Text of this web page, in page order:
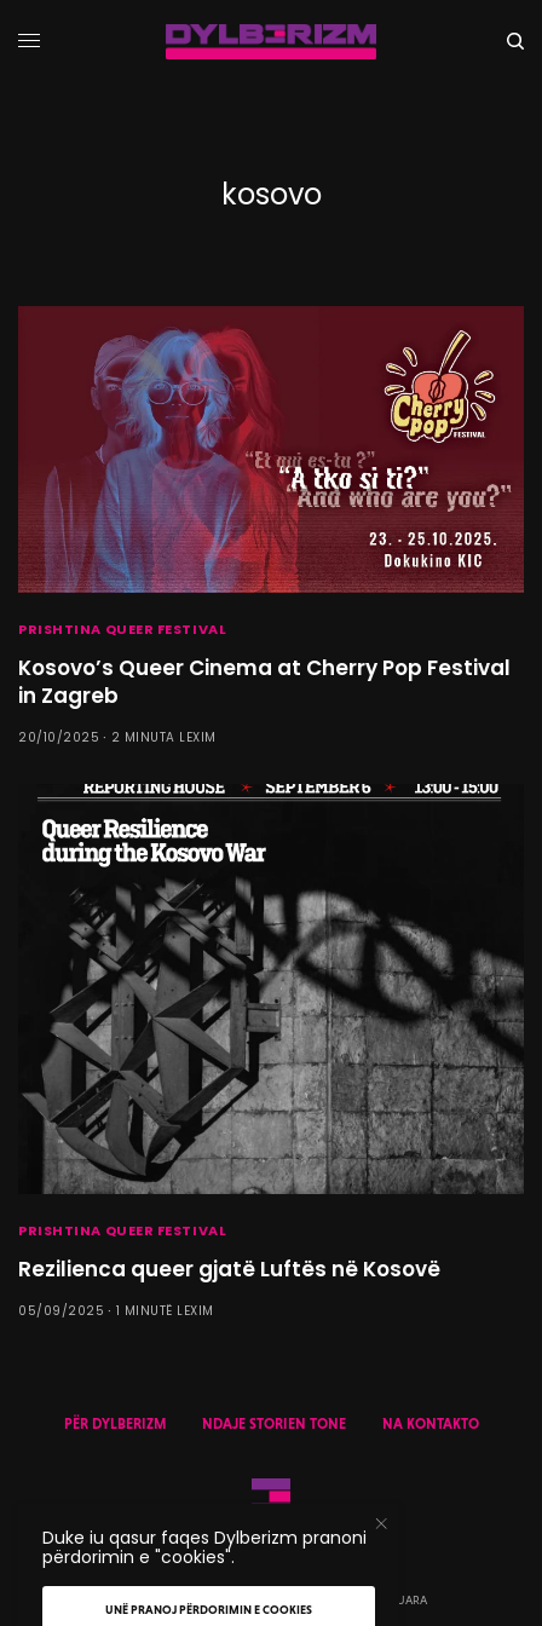
kosovo
PRISHTINA QUEER FESTIVAL
Kosovo’s Queer Cinema at Cherry Pop Festival
in Zagreb
20/10/2025 2 MINUTA LEXIM
PRISHTINA QUEER FESTIVAL
Rezilienca queer gjatë Luftës në Kosovë
05/09/2025 1 MINUTË LEXIM
PËR DYLBERIZM NDAJE STORIEN TONE NA KONTAKTO
© 2020 DYLBERIZM - TË GJITHA TË DREJTAT E REZERVUARA
Duke iu qasur faqes Dylberizm pranoni
përdorimin e "cookies".
UNË PRANOJ PËRDORIMIN E COOKIES